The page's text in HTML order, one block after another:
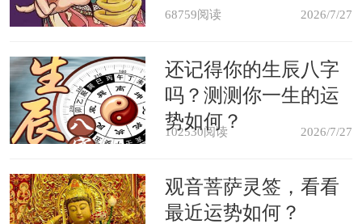
面镜子作屏风可以化解不祥的冲煞之
5、古人言：“积善之家必有余
庆”，当然，若你真的没有太多时间或
瞀去处理室内风水总是的话不妨多做善
事，于人于已都有好处。
68759阅读 2026/7/27
还记得你的生辰八字
吗？测测你一生的运
势如何？
102530阅读 2026/7/27
观音菩萨灵签，看看
最近运势如何？